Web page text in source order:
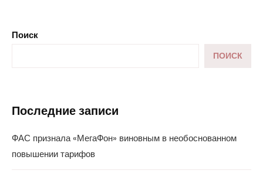
Поиск
ПОИСК
Последние записи
ФАС признала «МегаФон» виновным в необоснованном
повышении тарифов